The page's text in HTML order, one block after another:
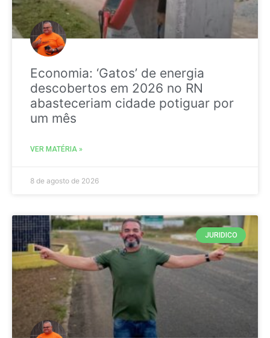
Economia: ‘Gatos’ de energia
descobertos em 2026 no RN
abasteceriam cidade potiguar por
um mês
VER MATÉRIA »
8 de agosto de 2026
JURIDICO